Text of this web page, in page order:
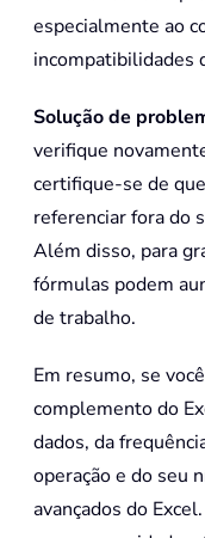
especialmente ao
incompatibilidades
Solução de
verifique
certifique-se de
referenciar fora do
Além disso, para
fórmulas podem
de trabalho.
Em resumo, se
complemento do
dados, da
operação e do seu
avançados do